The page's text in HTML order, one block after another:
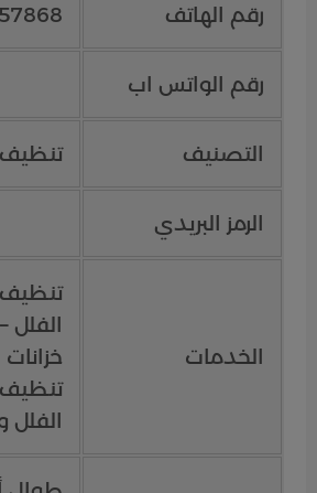
رقم الهاتف
رقم الواتس اب
التصنيف
الرمز البريدي
الخدمات
الفلل
الفلل